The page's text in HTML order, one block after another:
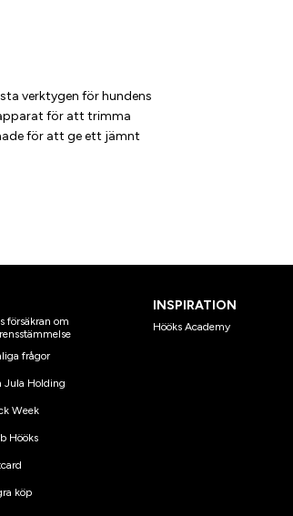
verktygen för hundens
för att trimma
för att ge ett jämnt
försäkran om
frågor
Jula Holding
Week
Hööks
köp
INSPIRATION
Hööks Academy